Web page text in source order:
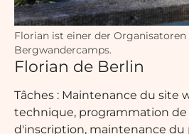
Florian ist einer der Organisatoren
Bergwandercamps.
Florian de Berlin
Tâches : Maintenance du site
technique, programmation de
d'inscription, maintenance du